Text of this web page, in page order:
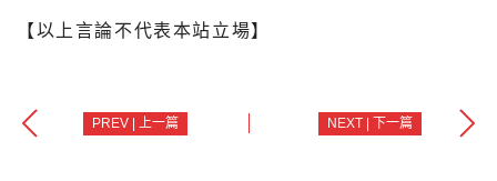
【以上言論不代表本站立場】
PREV | 上一篇 NEXT | 下一篇